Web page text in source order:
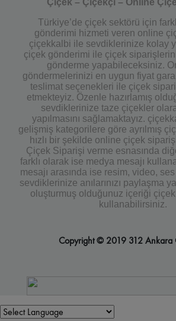
Çiçek – Çiçekçi – Online
Türkiye’de çiçek sektörü için
gönderimi hizmeti veren online
çiçekkalbi ile sevdiklerinize kolay
çiçek gönderimi ile çiçek
gönderme yapabileceksiniz.
göndermelerinizi en uygun fiyat
teslimat seçenekleri ile çiçek
etmekteyiz. Özenle hazırlamış
sevdiklerinize taze çiçekler
yapılmasını sağlamaktayız.
gelişmiş kategorilere göre ayrılmış
hızlı bir şekilde online çiçek
Çiçek Siparişi verme esnasında
farklı olarak ise medya mesajı
mesajı arasında ise resim, video,
sevdiklerinize anılarınızı paylaşma
oluşturmuş olduğunuz içeriği
kullanabilirsiniz.
Copyright © 2019 312 Ankara